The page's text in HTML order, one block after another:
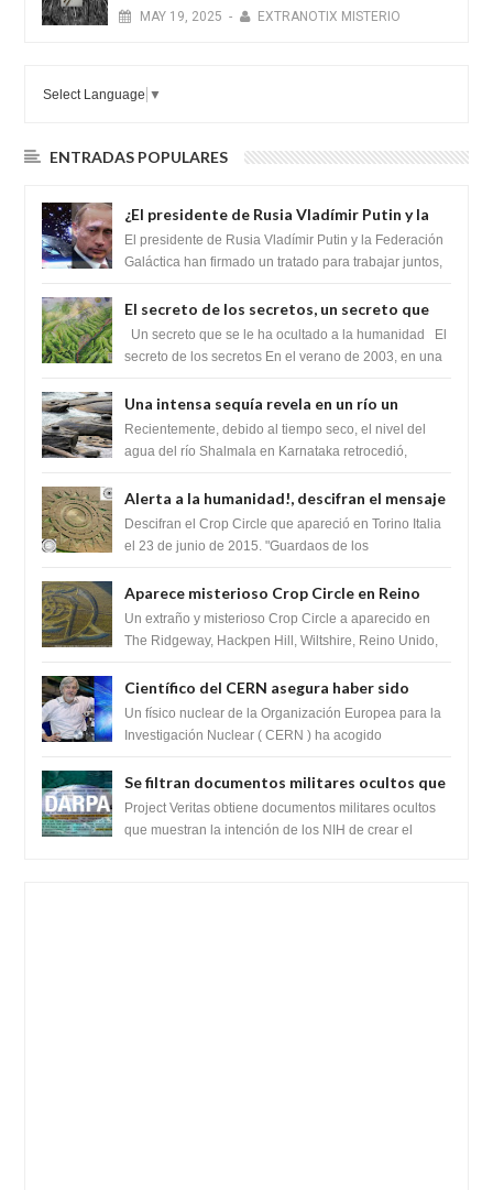
MAY 19, 2025 - EXTRANOTIX MISTERIO
Select Language ▼
ENTRADAS POPULARES
¿El presidente de Rusia Vladímir Putin y la
Federación Galactica han firmado un
tratado para acabar con los Sionistas?
El presidente de Rusia Vladímir Putin y la Federación
Galáctica han firmado un tratado para trabajar juntos,
El secreto de los secretos, un secreto que
cambiaría por completo el destino de la
humanidad
Un secreto que se le ha ocultado a la humanidad El
secreto de los secretos En el verano de 2003, en una
Una intensa sequía revela en un río un
impresionante hallazgo de miles de Shiva
Lingas
Recientemente, debido al tiempo seco, el nivel del
agua del río Shalmala en Karnataka retrocedió,
Alerta a la humanidad!, descifran el mensaje
del Crop Circle de Torino ,Italia
Descifran el Crop Circle que apareció en Torino Italia
el 23 de junio de 2015. "Guardaos de los
Aparece misterioso Crop Circle en Reino
Unido 23 de junio 2016
Un extraño y misterioso Crop Circle a aparecido en
The Ridgeway, Hackpen Hill, Wiltshire, Reino Unido,
Científico del CERN asegura haber sido
ayudado por seres de luz durante una
prueba del Colisionador de Hadrones
Un físico nuclear de la Organización Europea para la
Investigación Nuclear ( CERN ) ha acogido
Se filtran documentos militares ocultos que
muestran la intención de los NIH de crear el
SARS-CoV-2, utilizando la investigación de
Project Veritas obtiene documentos militares ocultos
que muestran la intención de los NIH de crear el